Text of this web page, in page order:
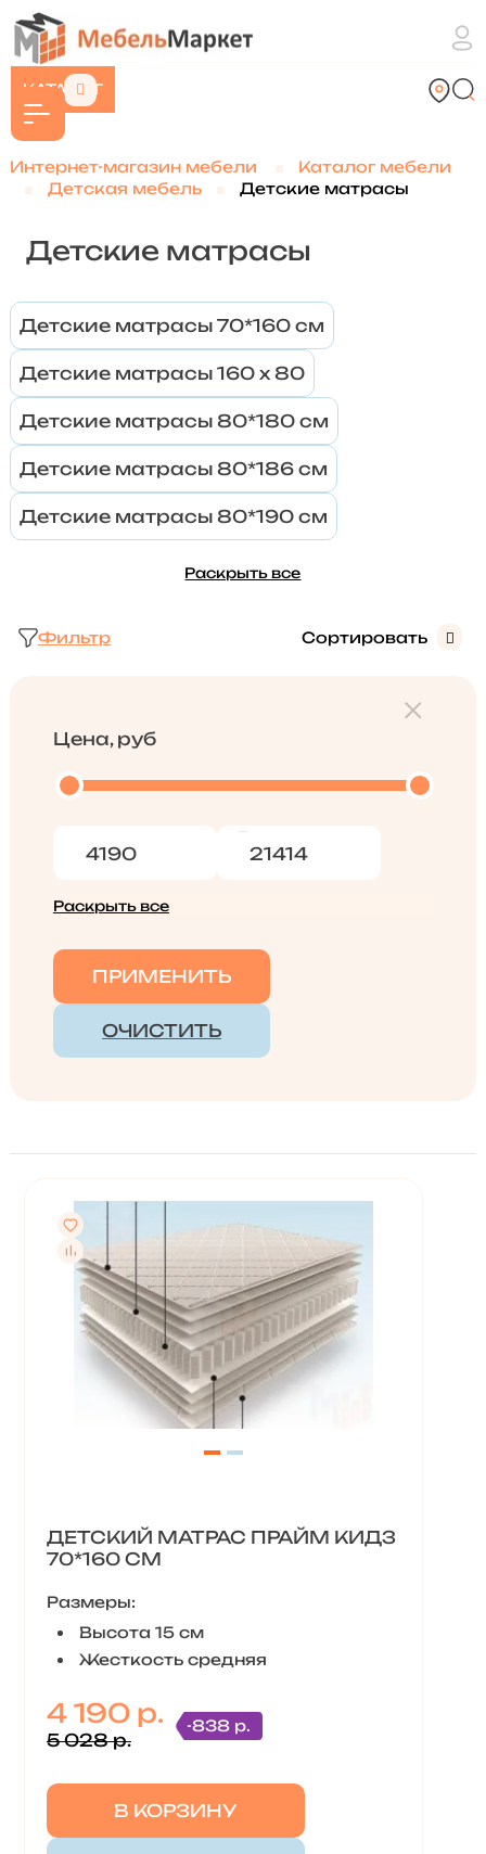
КАТАЛОГ
Интернет-магазин мебели
Каталог мебели
Детская мебель
Детские матрасы
Детские матрасы
Детские матрасы 70*160 см
Детские матрасы 160 х 80
Детские матрасы 80*180 см
Детские матрасы 80*186 см
Детские матрасы 80*190 см
Раскрыть все
Фильтр Сортировать
Цена, руб
Раскрыть все
ПРИМЕНИТЬ
ОЧИСТИТЬ
ДЕТСКИЙ МАТРАС ПРАЙМ КИДЗ
70*160 СМ
Размеры:
Высота 15 см
Жесткость средняя
4 190 р.
5 028 р.
-838 р.
В КОРЗИНУ